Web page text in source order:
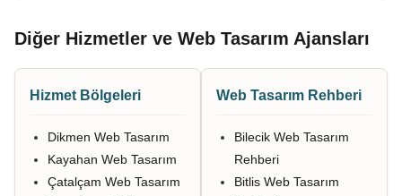
Diğer Hizmetler ve Web Tasarım Ajansları
Hizmet Bölgeleri
Dikmen Web Tasarım
Kayahan Web Tasarım
Çatalçam Web Tasarım
Web Tasarım Rehberi
Bilecik Web Tasarım
Rehberi
Bitlis Web Tasarım